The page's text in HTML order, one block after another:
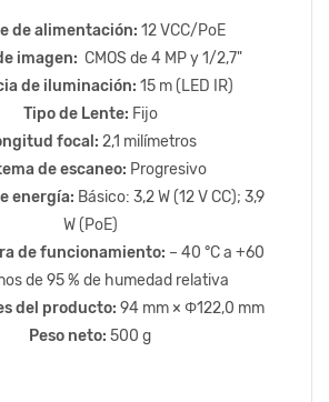
de alimentación: 12 VCC/PoE
imagen: CMOS de 4 MP y 1/2,7"
de iluminación: 15 m (LED IR)
Tipo de Lente: Fijo
focal: 2,1 milímetros
de escaneo: Progresivo
energía: Básico: 3,2 W (12 V CC); 3,9
W (PoE)
de funcionamiento: – 40 °C a +60
de 95 % de humedad relativa
del producto: 94 mm × Φ122,0 mm
Peso neto: 500 g